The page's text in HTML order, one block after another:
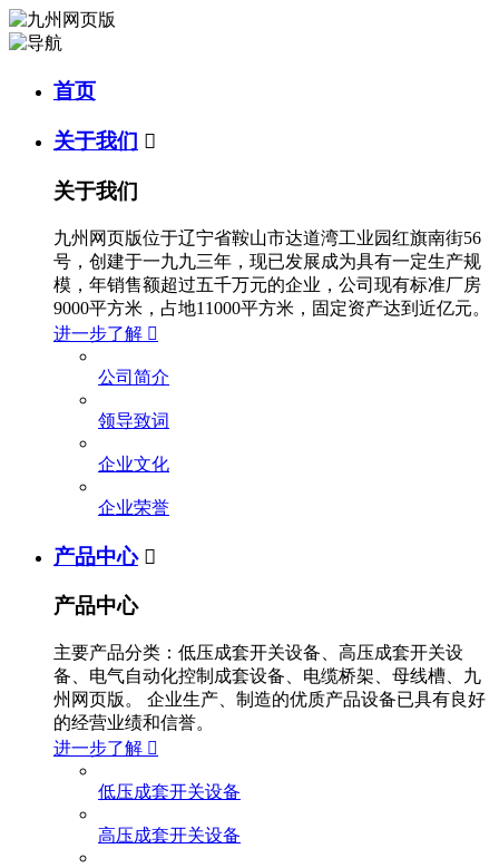
首页
关于我们 
关于我们
九州网页版位于辽宁省鞍山市达道湾工业园红旗南街56
号，创建于一九九三年，现已发展成为具有一定生产规
模，年销售额超过五千万元的企业，公司现有标准厂房
9000平方米，占地11000平方米，固定资产达到近亿元。
进一步了解 
公司简介
领导致词
企业文化
企业荣誉
产品中心 
产品中心
主要产品分类：低压成套开关设备、高压成套开关设
备、电气自动化控制成套设备、电缆桥架、母线槽、九
州网页版。 企业生产、制造的优质产品设备已具有良好
的经营业绩和信誉。
进一步了解 
低压成套开关设备
高压成套开关设备